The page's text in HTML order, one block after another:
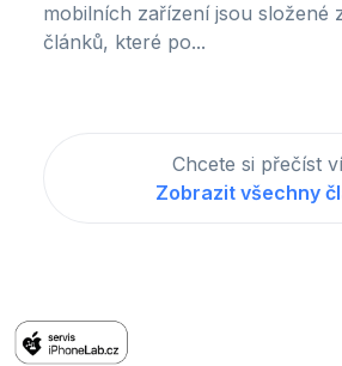
mobilních zařízení jsou složené
článků, které po...
Chcete si přečíst
Zobrazit všechny